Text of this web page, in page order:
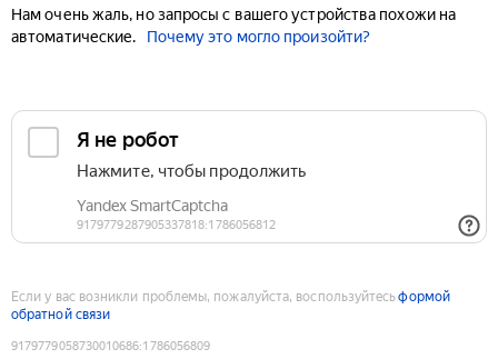
Нам очень жаль, но запросы с вашего устройства похожи на
автоматические.
Почему это могло произойти?
Если у вас возникли проблемы, пожалуйста, воспользуйтесьформой
обратной связи
9179779058730010686:1786056809